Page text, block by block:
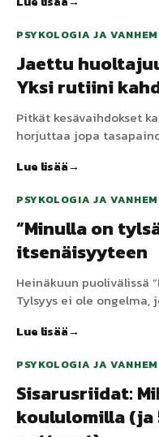
sivulliset odottavat.
PSYKOLOGIA JA
Jaettu
Yksi rutiini
Pitkät kesävaihdokset
horjuttaa jopa
vakautta, kun kaikki muu
Lue lisää
PSYKOLOGIA JA
“Minulla on
itsenäisyyteen
Heinäkuun puolivälissä
Tylsyys ei ole
kuinka antaa tilaa
Lue lisää
PSYKOLOGIA JA
Sisarusriidat:
koululomilla (ja